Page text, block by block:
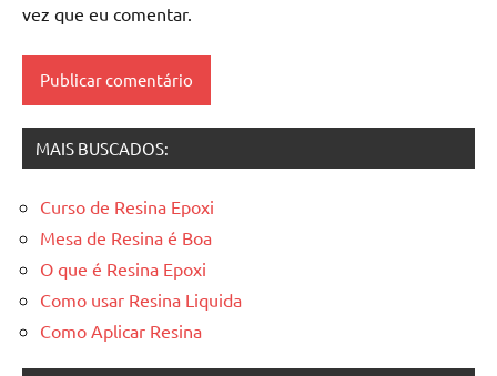
mesas
resinadas
vez que eu comentar.
MAIS BUSCADOS:
Curso de Resina Epoxi
Mesa de Resina é Boa
O que é Resina Epoxi
Como usar Resina Liquida
Como Aplicar Resina